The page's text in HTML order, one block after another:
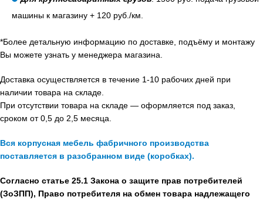
машины к магазину + 120 руб./км.
*Более детальную информацию по доставке, подъёму и монтажу
Вы можете узнать у менеджера магазина.
Доставка осуществляется в течение 1-10 рабочих дней при
наличии товара на складе.
При отсутствии товара на складе — оформляется под заказ,
сроком от 0,5 до 2,5 месяца.
Вся корпусная мебель фабричного производства
поставляется в разобранном виде (коробках).
Согласно статье 25.1 Закона о защите прав потребителей
(ЗоЗПП), Право потребителя на обмен товара надлежащего